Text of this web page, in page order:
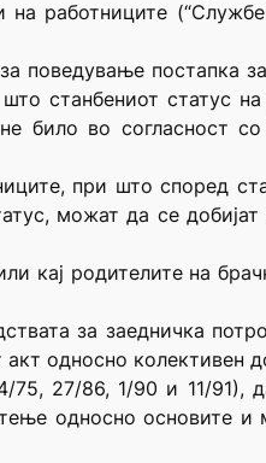
работниците
поведување постапка
станбениот статус на
било во согласност
при што според
можат да се добијат
кај родителите на
за заедничка
односно колективен
27/86, 1/90 и 11/91),
односно основите и